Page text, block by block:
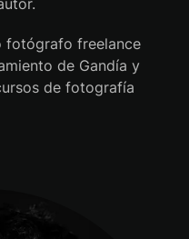
fotógrafo freelance
de Gandía y
de fotografía